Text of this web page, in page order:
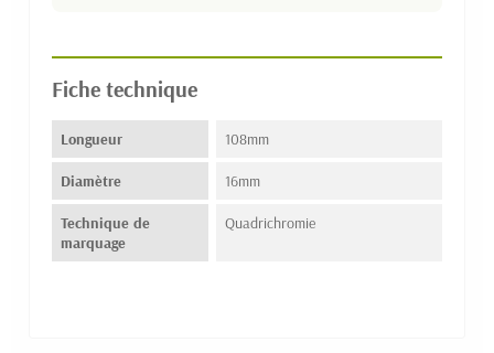
Fiche technique
Longueur 108mm
Diamètre 16mm
Technique de
marquage
Quadrichromie